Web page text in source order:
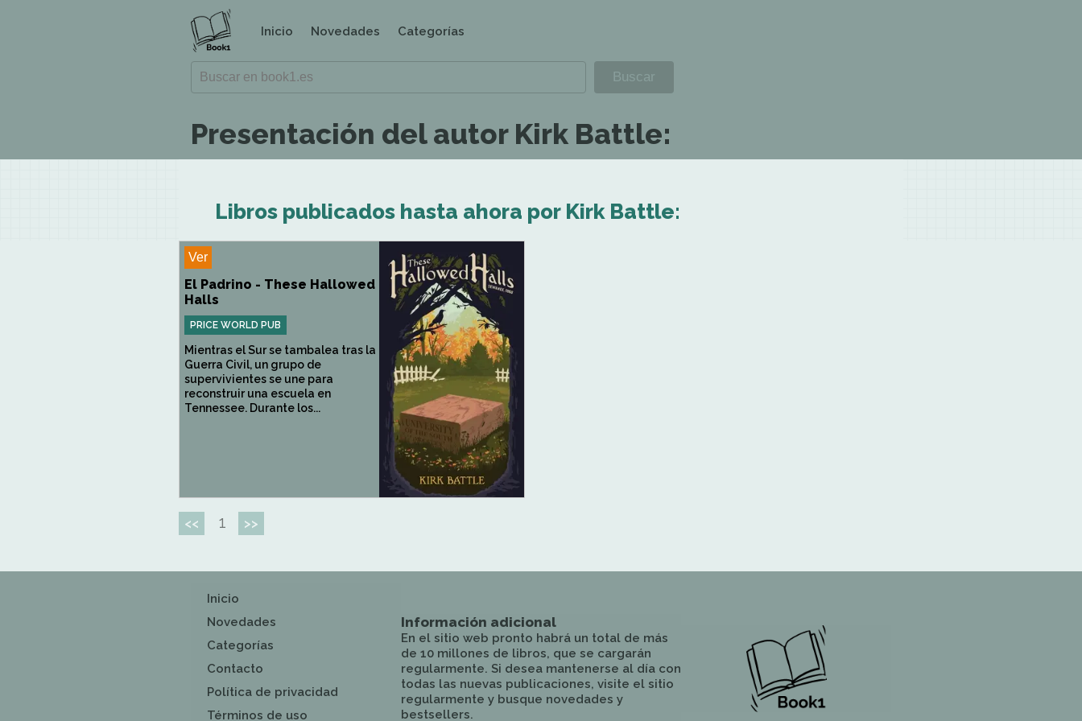
Inicio Novedades Categorías
Presentación del autor Kirk Battle:
Libros publicados hasta ahora por Kirk Battle:
Ver
El Padrino - These Hallowed
Halls
PRICE WORLD PUB
Mientras el Sur se tambalea tras la
Guerra Civil, un grupo de
supervivientes se une para
reconstruir una escuela en
Tennessee. Durante los...
<< 1 >>
Inicio
Novedades
Categorías
Contacto
Política de privacidad
Términos de uso
Información adicional
En el sitio web pronto habrá un total de más
de 10 millones de libros, que se cargarán
regularmente. Si desea mantenerse al día con
todas las nuevas publicaciones, visite el sitio
regularmente y busque novedades y
bestsellers.